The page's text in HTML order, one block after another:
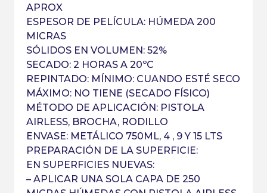
APROX
ESPESOR DE PELÍCULA: HÚMEDA 200
MICRAS
SÓLIDOS EN VOLUMEN: 52%
SECADO: 2 HORAS A 20ºC
REPINTADO: MÍNIMO: CUANDO ESTÉ SECO
MÁXIMO: NO TIENE (SECADO FÍSICO)
MÉTODO DE APLICACIÓN: PISTOLA
AIRLESS, BROCHA, RODILLO
ENVASE: METÁLICO 750ML, 4 , 9 Y 15 LTS
PREPARACIÓN DE LA SUPERFICIE:
EN SUPERFICIES NUEVAS:
– APLICAR UNA SOLA CAPA DE 250